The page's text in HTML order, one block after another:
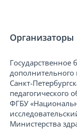
Организаторы
дополнительного
Санкт-
педагогического
ФГБУ
Министерства